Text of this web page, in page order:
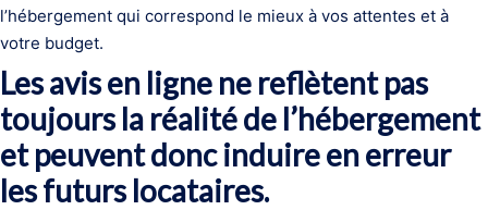
l’hébergement qui correspond le mieux à vos attentes et à
votre budget.
Les avis en ligne ne reflètent pas
toujours la réalité de l’hébergement
et peuvent donc induire en erreur
les futurs locataires.